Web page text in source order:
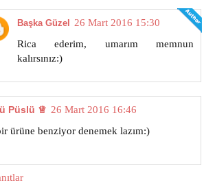
Başka Güzel
26 Mart 2016 15:30
Rica ederim, umarım memnun
kalırsınız:)
Püslü ♕ 26 Mart 2016 16:46
ürüne benziyor denemek lazım:)